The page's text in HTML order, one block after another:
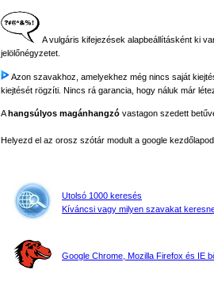
A vulgáris kifejezések alapbeállításként ki
jelölőnégyzetet.
Azon szavakhoz, amelyekhez még nincs saját
kiejtését rögzíti. Nincs rá garancia, hogy náluk már
Ahangsúlyos magánhangzó vastagon szedett
Helyezd el az orosz szótár modult a google
Utolsó 1000 keresés
Kíváncsi vagy milyen szavakat
Google Chrome, Mozilla Firefox és IE